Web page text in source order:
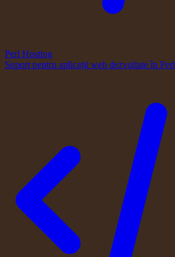
Perl Hosting
Suport pentru aplicații web dezvoltate în Perl